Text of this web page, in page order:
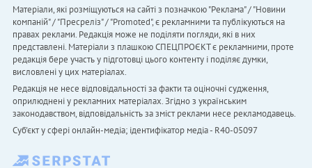
Матеріали, які розміщуються на сайті з позначкою "Реклама" / "Новини
компаній" / "Пресреліз" / "Promoted", є рекламними та публікуються на
правах реклами. Редакція може не поділяти погляди, які в них
представлені. Матеріали з плашкою СПЕЦПРОЄКТ є рекламними, проте
редакція бере участь у підготовці цього контенту і поділяє думки,
висловлені у цих матеріалах.
Редакція не несе відповідальності за факти та оціночні судження,
оприлюднені у рекламних матеріалах. Згідно з українським
законодавством, відповідальність за зміст реклами несе рекламодавець.
Cуб'єкт у сфері онлайн-медіа; ідентифікатор медіа - R40-05097